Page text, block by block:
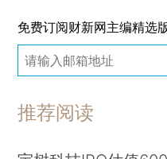
免费订阅财新网主编精选
推荐阅读